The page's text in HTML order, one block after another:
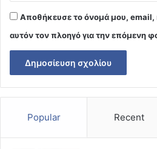
Αποθήκευσε το όνομά μου, email,
αυτόν τον πλοηγό για την επόμενη
Popular Recent